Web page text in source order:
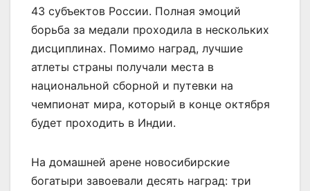
43 субъектов России. Полная эмоций
борьба за медали проходила в нескольких
дисциплинах. Помимо наград, лучшие
атлеты страны получали места в
национальной сборной и путевки на
чемпионат мира, который в конце октября
будет проходить в Индии.
На домашней арене новосибирские
богатыри завоевали десять наград: три